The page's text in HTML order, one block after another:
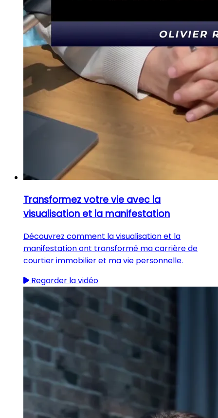
Transformez votre vie avec la
visualisation et la manifestation
Découvrez comment la visualisation et la
manifestation ont transformé ma carrière de
courtier immobilier et ma vie personnelle.
Regarder la vidéo